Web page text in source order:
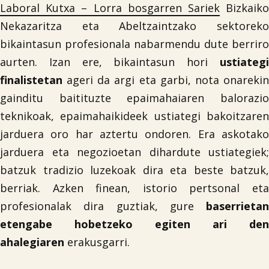
Laboral Kutxa – Lorra bosgarren SariekBizkaiko
Nekazaritza eta Abeltzaintzako sektoreko
bikaintasun profesionala nabarmendu dute berriro
aurten. Izan ere, bikaintasun hori ustiategi
finalistetan ageri da argi eta garbi, nota onarekin
gainditu baitituzte epaimahaiaren balorazio
teknikoak, epaimahaikideek ustiategi bakoitzaren
jarduera oro har aztertu ondoren. Era askotako
jarduera eta negozioetan dihardute ustiategiek;
batzuk tradizio luzekoak dira eta beste batzuk,
berriak. Azken finean, istorio pertsonal eta
profesionalak dira guztiak, gure baserrietan
etengabe hobetzeko egiten ari den
ahalegiaren erakusgarri.